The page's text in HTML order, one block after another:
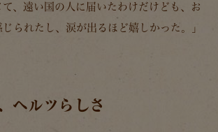
、遠い国の人に届いたわけだけども、お
られたし、涙が出るほど嬉しかった。」
ヘルツらしさ